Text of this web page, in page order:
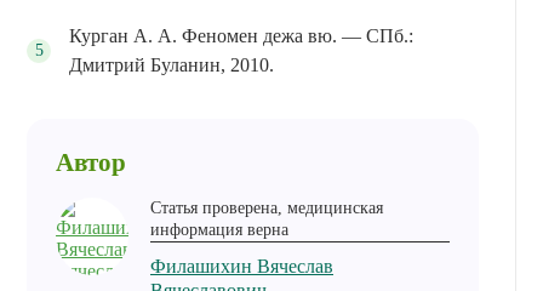
Курган А. А. Феномен дежа вю. — СПб.:
Дмитрий Буланин, 2010.
Автор
Статья проверена, медицинская
информация верна
Филашихин Вячеслав